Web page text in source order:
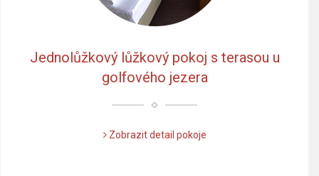
Jednolůžkový lůžkový pokoj s terasou u
golfového jezera
Zobrazit detail pokoje